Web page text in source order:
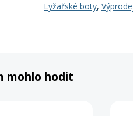
Lyžařské boty,
mohlo hodit